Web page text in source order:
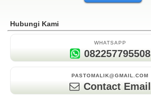
Hubungi Kami
WHATSAPP
082257795508
PASTOMALIK@GMAIL.COM
Contact Email